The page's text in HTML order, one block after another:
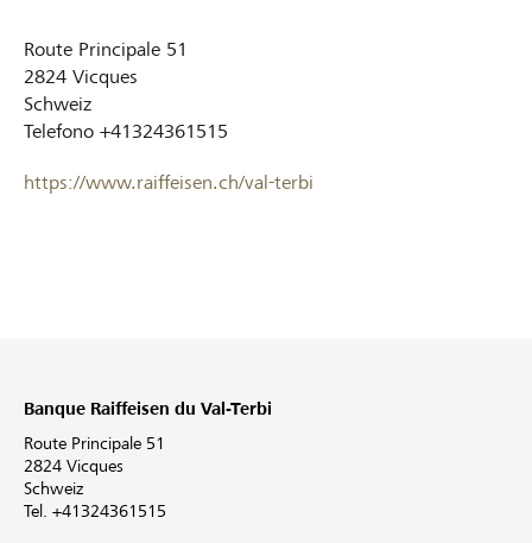
Route Principale 51
2824 Vicques
Schweiz
Telefono +41324361515
https://www.raiffeisen.ch/val-terbi
Banque Raiffeisen du Val-Terbi
Route Principale 51
2824 Vicques
Schweiz
Tel. +41324361515